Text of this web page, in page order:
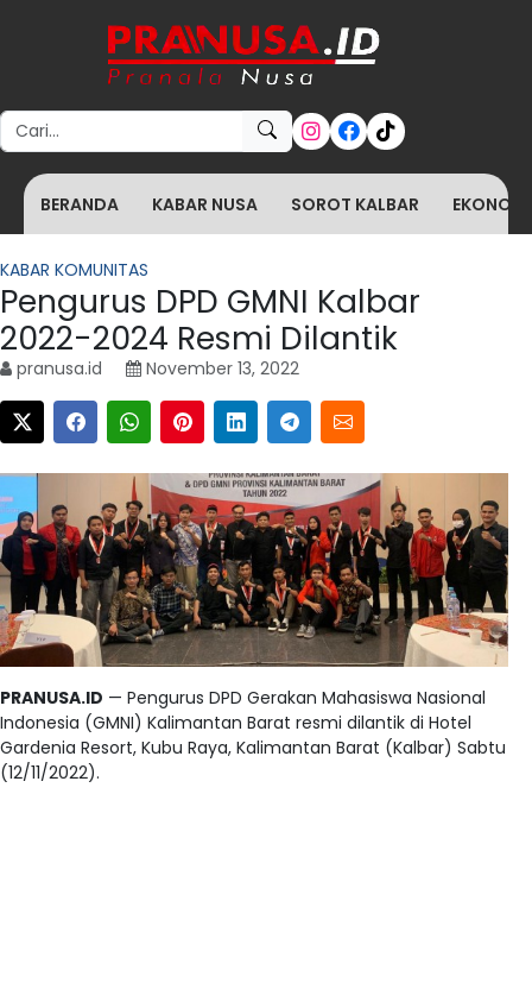
Search for:
BERANDA KABAR NUSA SOROT KALBAR
KABAR KOMUNITAS
Pengurus DPD GMNI Kalbar
2022-2024 Resmi Dilantik
pranusa.id November 13, 2022
PRANUSA.ID — Pengurus DPD Gerakan Mahasiswa Nasional
Indonesia (GMNI) Kalimantan Barat resmi dilantik di Hotel
Gardenia Resort, Kubu Raya, Kalimantan Barat (Kalbar) Sabtu
(12/11/2022).